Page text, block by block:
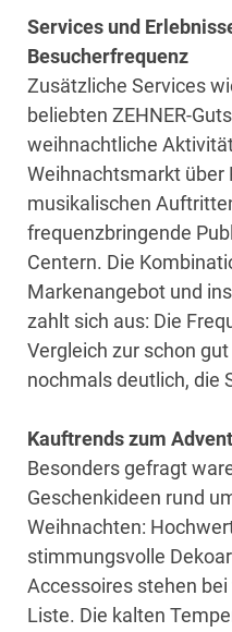
Services und
Besucherfrequenz
Zusätzliche Services
beliebten ZEHNER-
weihnachtliche
Weihnachtsmarkt über
musikalischen
frequenzbringende
Centern. Die
Markenangebot und
zahlt sich aus: Die
Vergleich zur schon
nochmals deutlich, die
Kauftrends zum
Besonders gefragt
Geschenkideen rund
Weihnachten:
stimmungsvolle
Accessoires stehen
Liste. Die kalten